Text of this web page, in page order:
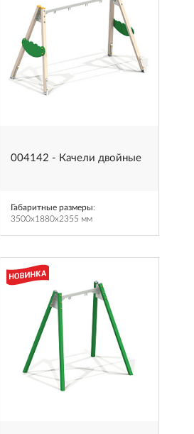
004142 - Качели двойные
Габаритные размеры:
3500x1880x2355 мм